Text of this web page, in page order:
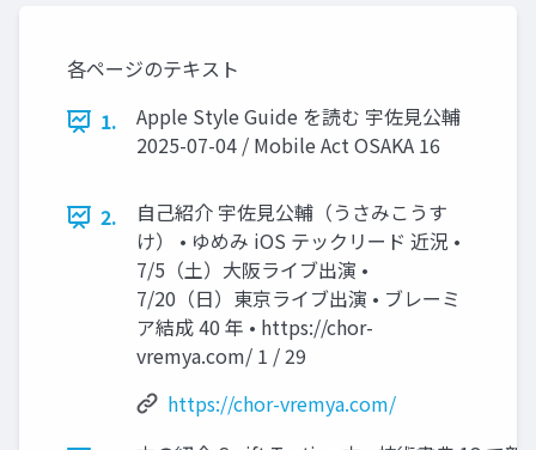
各ページのテキスト
1.
Apple Style Guide を読む 宇佐見公輔
2025-07-04 / Mobile Act OSAKA 16
2.
自己紹介 宇佐見公輔（うさみこうす
け） • ゆめみ iOS テックリード 近況 •
7/5（土）大阪ライブ出演 •
7/20（日）東京ライブ出演 • ブレーミ
ア結成 40 年 • https://chor-
vremya.com/ 1 / 29
https://chor-vremya.com/